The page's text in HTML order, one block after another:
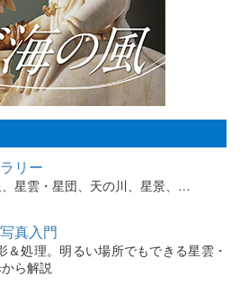
リー
星雲・星団、天の川、星景、…
真入門
＆処理。明るい場所でもできる星雲・
ら解説